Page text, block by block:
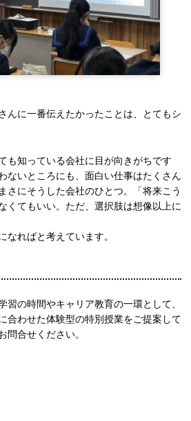
んに一番伝えたかったことは、とてもシ
も知っている会社に目が向きがちです
ないところにも、面白い仕事はたくさん
さにそうした会社のひとつ。「将来こう
くてもいい。ただ、選択肢は想像以上に
なればと考えています。
習の時間やキャリア教育の一環として、
合わせた体験型の特別授業をご提案して
問合せください。